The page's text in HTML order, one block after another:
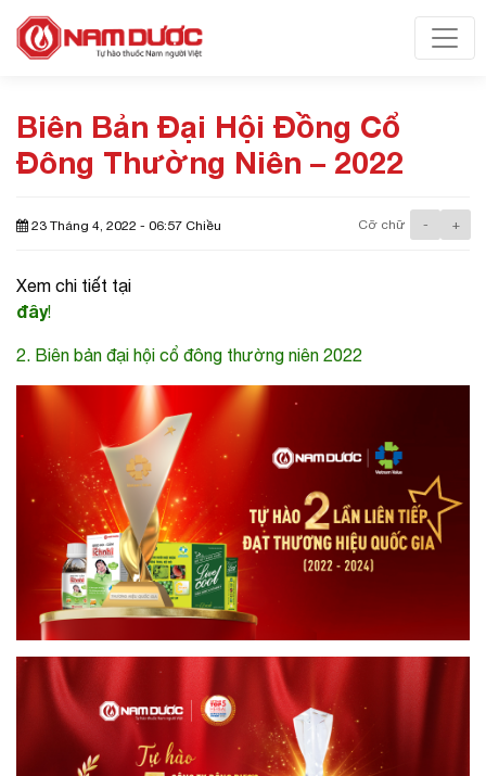
Biên Bản Đại Hội Đồng Cổ
Đông Thường Niên – 2022
23 Tháng 4, 2022 - 06:57 Chiều Cỡ chữ - +
Xem chi tiết tại
đây!
2. Biên bản đại hội cổ đông thường niên 2022